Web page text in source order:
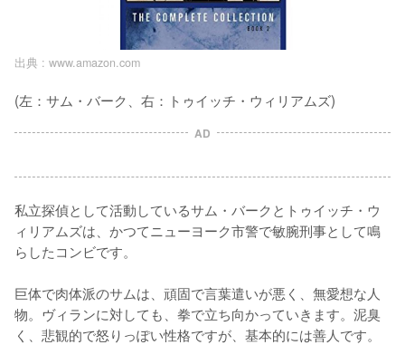
出典 : www.amazon.com
(左：サム・バーク、右：トゥイッチ・ウィリアムズ)
AD
私立探偵として活動しているサム・バークとトゥイッチ・ウ
ィリアムズは、かつてニューヨーク市警で敏腕刑事として鳴
らしたコンビです。
巨体で肉体派のサムは、頑固で言葉遣いが悪く、無愛想な人
物。ヴィランに対しても、拳で立ち向かっていきます。泥臭
く、悲観的で怒りっぽい性格ですが、基本的には善人です。